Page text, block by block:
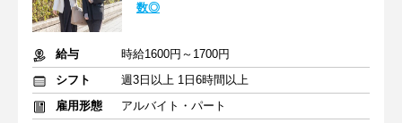
数◎
給与
時給1600円～1700円
シフト
週3日以上 1日6時間以上
雇用形態
アルバイト・パート